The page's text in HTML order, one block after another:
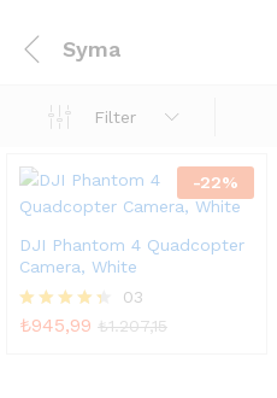
Syma
Filter
-22%
DJI Phantom 4 Quadcopter
Camera, White
5
03
₺945,99 ₺1.207,15